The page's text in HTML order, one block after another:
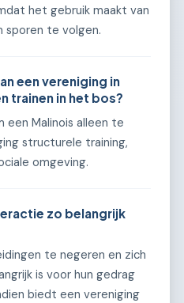
het gebruik maakt van
sporen te volgen.
een vereniging in
trainen in het bos?
een Malinois alleen te
structurele training,
omgeving.
zo belangrijk
te negeren en zich
is voor hun gedrag
biedt een vereniging